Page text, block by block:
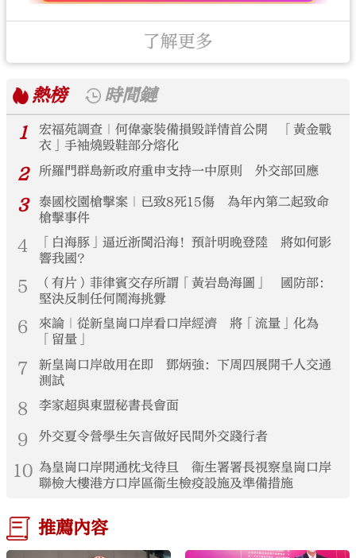
了解更多
熱榜
時間鏈
1
宏福苑調查｜何偉豪裝備損毀詳情首公開 「黃金戰
衣」手袖燒毀鞋部分熔化
2 所羅門群島新政府重申支持一中原則 外交部回應
3
泰國校園槍擊案｜已致8死15傷 為年內第二起致命
槍擊事件
4
「白海豚」逼近浙閩沿海！預計明晚登陸 將如何影
響我國？
5
（有片）菲律賓交存所謂「黃岩島海圖」 國防部：
堅決反制任何鬧海挑釁
6
來論｜從新皇崗口岸看口岸經濟 將「流量」化為
「留量」
7
新皇崗口岸啟用在即 鄧炳強：下周四展開千人交通
測試
8 李家超與東盟秘書長會面
9 外交夏令營學生矢言做好民間外交踐行者
10 為皇崗口岸開通枕戈待旦 衞生署署長視察皇崗口岸
聯檢大樓港方口岸區衞生檢疫設施及準備措施
推薦內容